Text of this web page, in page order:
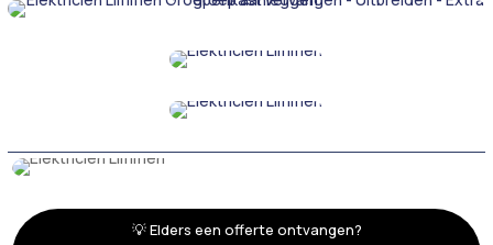
💡 Elders een offerte ontvangen?